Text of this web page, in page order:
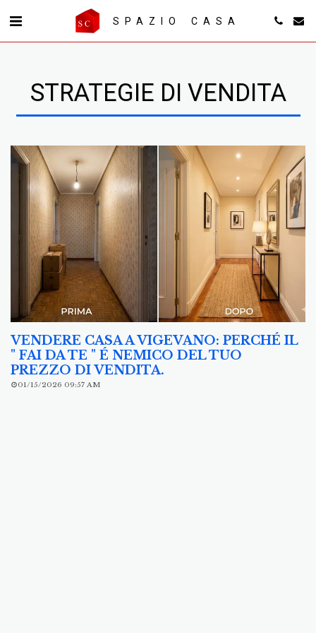
SPAZIO CASA
STRATEGIE DI VENDITA
VENDERE CASA A VIGEVANO: PERCHÉ IL
" FAI DA TE " É NEMICO DEL TUO
PREZZO DI VENDITA.
01/15/2026 09:57 AM